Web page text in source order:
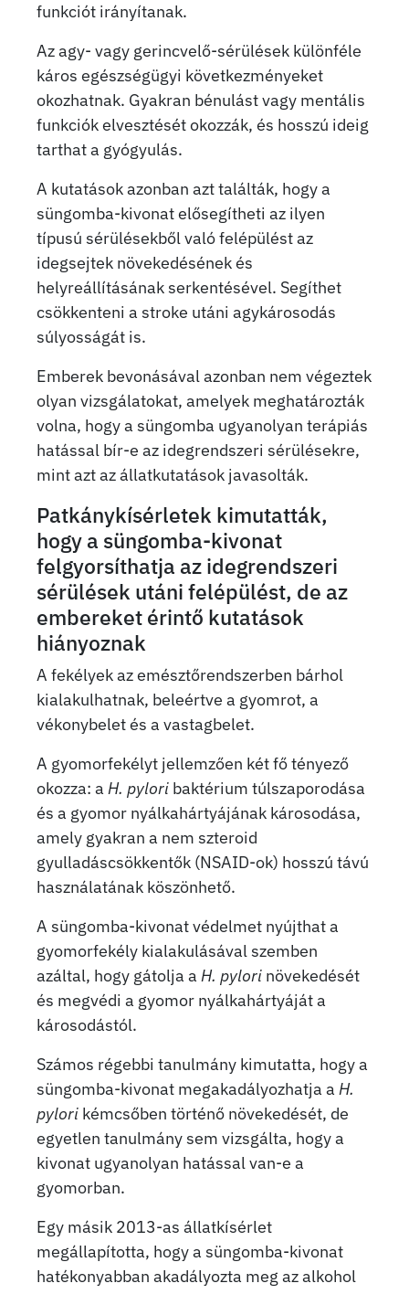
funkciót irányítanak.
Az agy- vagy gerincvelő-sérülések különféle
káros egészségügyi következményeket
okozhatnak. Gyakran bénulást vagy mentális
funkciók elvesztését okozzák, és hosszú ideig
tarthat a gyógyulás.
A kutatások azonban azt találták, hogy a
süngomba-kivonat elősegítheti az ilyen
típusú sérülésekből való felépülést az
idegsejtek növekedésének és
helyreállításának serkentésével. Segíthet
csökkenteni a stroke utáni agykárosodás
súlyosságát is.
Emberek bevonásával azonban nem végeztek
olyan vizsgálatokat, amelyek meghatározták
volna, hogy a süngomba ugyanolyan terápiás
hatással bír-e az idegrendszeri sérülésekre,
mint azt az állatkutatások javasolták.
Patkánykísérletek kimutatták,
hogy a süngomba-kivonat
felgyorsíthatja az idegrendszeri
sérülések utáni felépülést, de az
embereket érintő kutatások
hiányoznak
A fekélyek az emésztőrendszerben bárhol
kialakulhatnak, beleértve a gyomrot, a
vékonybelet és a vastagbelet.
A gyomorfekélyt jellemzően két fő tényező
okozza: a H. pylori baktérium túlszaporodása
és a gyomor nyálkahártyájának károsodása,
amely gyakran a nem szteroid
gyulladáscsökkentők (NSAID-ok) hosszú távú
használatának köszönhető.
A süngomba-kivonat védelmet nyújthat a
gyomorfekély kialakulásával szemben
azáltal, hogy gátolja a H. pylori növekedését
és megvédi a gyomor nyálkahártyáját a
károsodástól.
Számos régebbi tanulmány kimutatta, hogy a
süngomba-kivonat megakadályozhatja a H.
pylori kémcsőben történő növekedését, de
egyetlen tanulmány sem vizsgálta, hogy a
kivonat ugyanolyan hatással van-e a
gyomorban.
Egy másik 2013-as állatkísérlet
megállapította, hogy a süngomba-kivonat
hatékonyabban akadályozta meg az alkohol